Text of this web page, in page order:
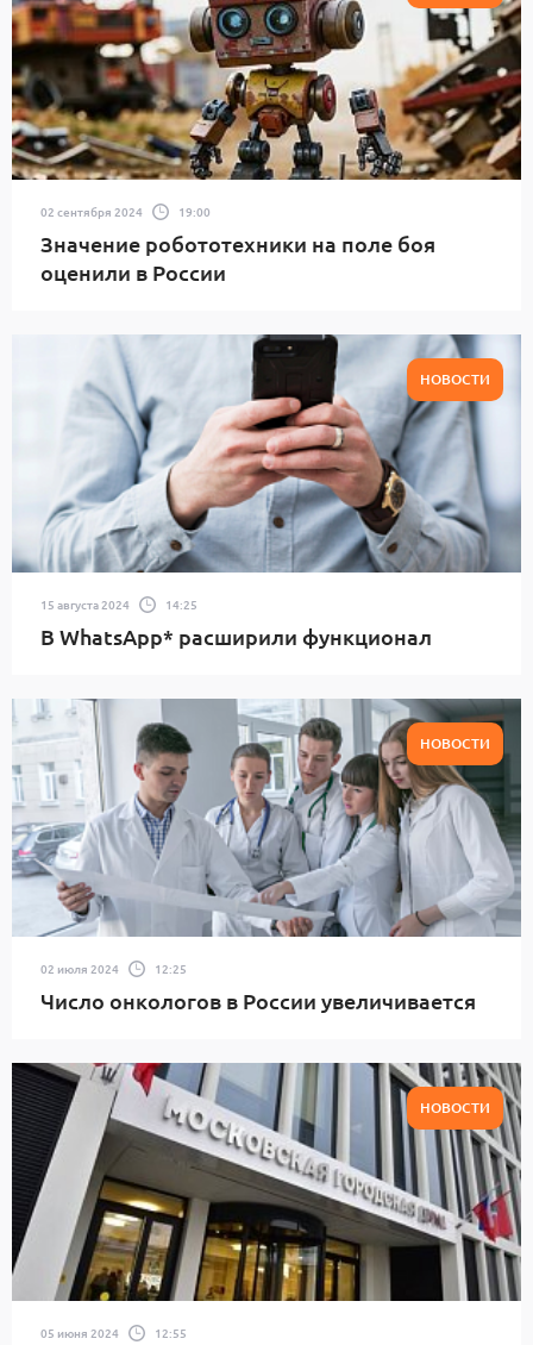
02 сентября 2024 19:00
Значение робототехники на поле боя
оценили в России
НОВОСТИ
15 августа 2024 14:25
В WhatsApp* расширили функционал
НОВОСТИ
02 июля 2024 12:25
Число онкологов в России увеличивается
НОВОСТИ
05 июня 2024 12:55